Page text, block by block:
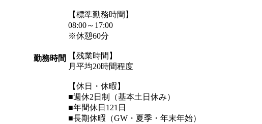
勤務時間
【標準勤務時間】
08:00～17:00
※休憩60分
【残業時間】
月平均20時間程度
【休日・休暇】
■週休2日制（基本土日休み）
■年間休日121日
■長期休暇（GW・夏季・年末年始）